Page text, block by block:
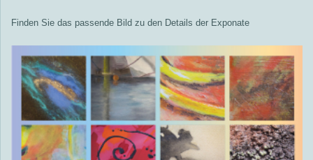
Finden Sie das passende Bild zu den Details der Exponate